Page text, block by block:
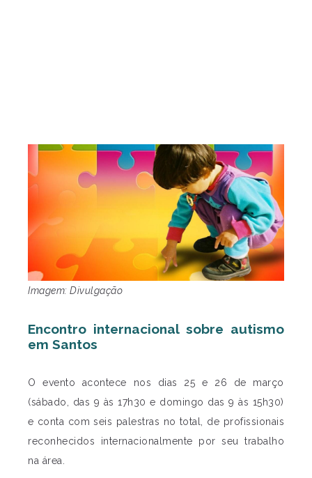
Imagem: Divulgação
Encontro internacional sobre autismo
em Santos
O evento acontece nos dias 25 e 26 de março
(sábado, das 9 às 17h30 e domingo das 9 às 15h30)
e conta com seis palestras no total, de profissionais
reconhecidos internacionalmente por seu trabalho
na área.